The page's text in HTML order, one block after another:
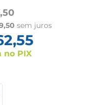
sem juros
no PIX